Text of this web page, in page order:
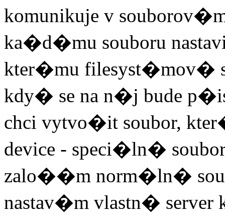
komunikuje v
ka�d�mu souboru
kter�mu
kdy� se na n�j bude
chci vytvo�it soubor,
device - speci�ln�
zalo��m norm�ln�
nastav�m vlastn�